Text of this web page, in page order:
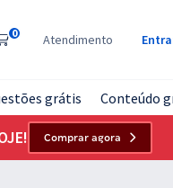
0 Atendimento
grátis Conteúdo
Comprar agora